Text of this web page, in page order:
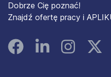
Dobrze Cię poznać!
Znajdź ofertę pracy i
FacebookLinked InInstagram